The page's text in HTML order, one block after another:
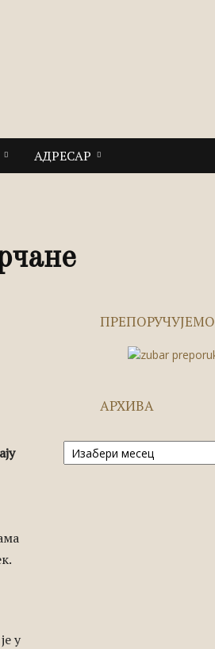
АДРЕСАР
у
ПРЕПОРУЧУЈЕМО
АРХИВА
Архива